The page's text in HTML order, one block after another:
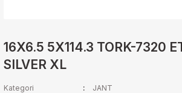
16X6.5 5X114.3 TORK-7320
SILVER XL
Kategori
JANT